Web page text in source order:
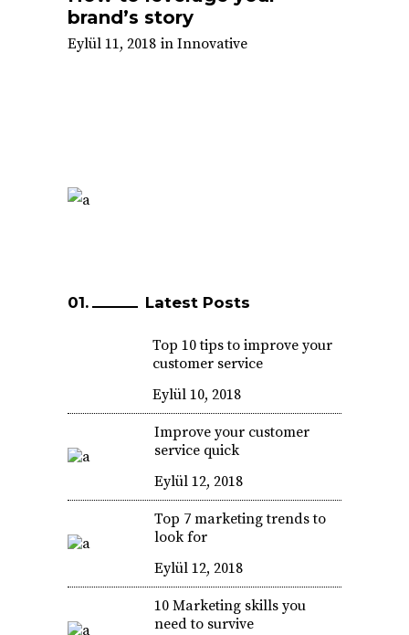
brand’s story
Eylül 11, 2018 in Innovative
Latest Posts
Top 10 tips to improve your
customer service
Eylül 10, 2018
Improve your customer
service quick
Eylül 12, 2018
Top 7 marketing trends to
look for
Eylül 12, 2018
10 Marketing skills you
need to survive